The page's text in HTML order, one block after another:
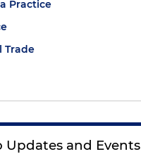
Practice
Trade
Updates and Events